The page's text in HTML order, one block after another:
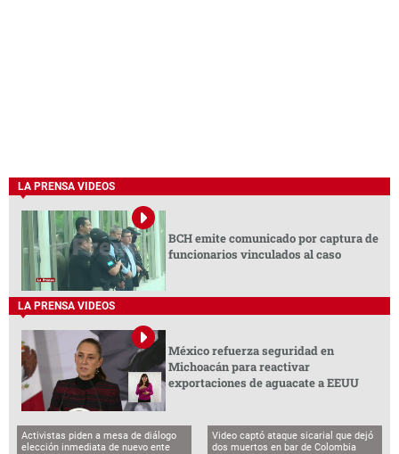
LA PRENSA VIDEOS
BCH emite comunicado por captura de
funcionarios vinculados al caso
LA PRENSA VIDEOS
México refuerza seguridad en
Michoacán para reactivar
exportaciones de aguacate a EEUU
Activistas piden a mesa de diálogo
elección inmediata de nuevo ente
Video captó ataque sicarial que dejó
dos muertos en bar de Colombia